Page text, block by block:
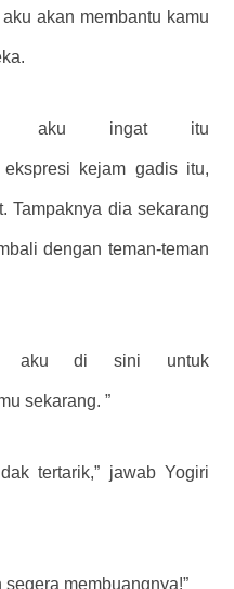
akan membantu kamu
aku ingat itu
ekspresi kejam gadis itu,
Tampaknya dia sekarang
dengan teman-teman
aku di sini untuk
sekarang. ”
tertarik,” jawab Yogiri
membuangnya!”